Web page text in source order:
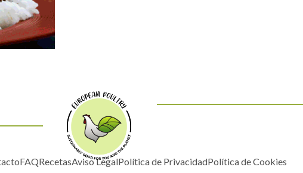
FAQRecetasAviso LegalPolítica de PrivacidadPolítica de Cookies